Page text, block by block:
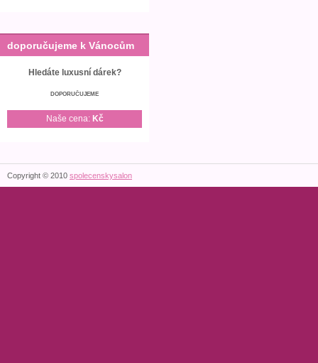
doporučujeme k Vánocům
Hledáte luxusní dárek?
DOPORUČUJEME
Naše cena: Kč
Copyright © 2010 spolecenskysalon